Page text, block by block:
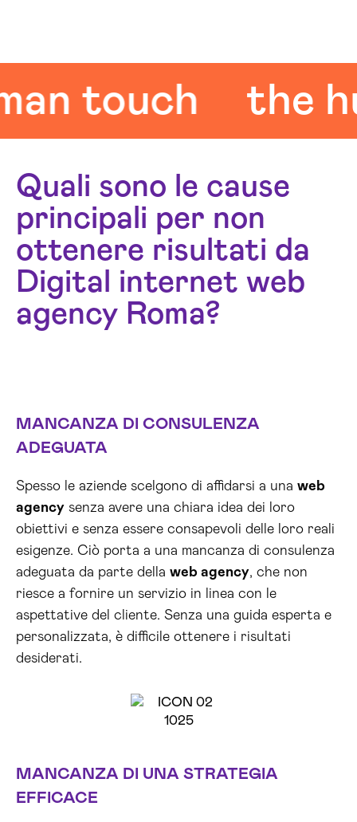
touch the
Quali sono le cause
principali per non
ottenere risultati da
Digital internet web
agency Roma?
MANCANZA DI CONSULENZA
ADEGUATA
Spesso le aziende scelgono di affidarsi a una web
agency senza avere una chiara idea dei loro
obiettivi e senza essere consapevoli delle loro reali
esigenze. Ciò porta a una mancanza di consulenza
adeguata da parte della web agency, che non
riesce a fornire un servizio in linea con le
aspettative del cliente. Senza una guida esperta e
personalizzata, è difficile ottenere i risultati
desiderati.
MANCANZA DI UNA STRATEGIA
EFFICACE